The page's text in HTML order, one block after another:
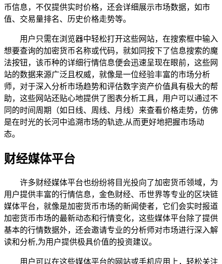
币信息，不仅提供实时价格，还会详细展示市场数据，如市
值、交易量排名、历史价格走势等。
用户只需在浏览器中轻松打开这些网站，在搜索框中输入
想要查询的加密货币名称或代码，就如同按下了信息搜索的魔
法按钮，该币种的详细行情信息便会迅速呈现在眼前，这些网
站的数据来源广泛且权威，就像是一位经验丰富的市场分析
师，对于深入分析市场趋势和评估数字资产价值具有极大的帮
助，这些网站还贴心地提供了图表分析工具，用户可以通过不
同的时间周期（如日线、周线、月线）来查看价格走势，仿佛
是在时光的长河中追溯市场的轨迹,从而更好地把握市场动
态。
财经媒体平台
许多财经媒体平台也纷纷将目光投向了加密货币领域，为
用户提供丰富的行情信息，金色财经、币世界等专业的区块链
媒体平台，就像是加密货币市场的新闻使者，它们会实时报道
加密货币市场的最新动态和行情变化，这些媒体平台除了提供
基本的行情数据外，还会邀请专业的分析师对市场进行深入解
读和分析,为用户提供极具价值的投资建议。
用户可以在这些媒体平台的网站或手机应用上，轻松关注